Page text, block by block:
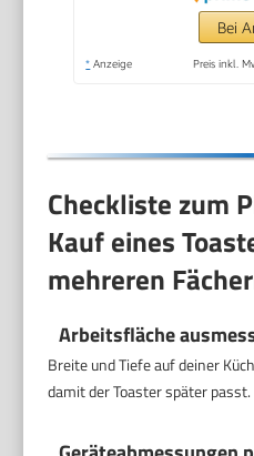
Bei
* Anzeige Preis inkl.
Checkliste zum
Kauf eines
mehreren
Arbeitsfläche
Breite und Tiefe auf deiner
damit der Toaster später passt.